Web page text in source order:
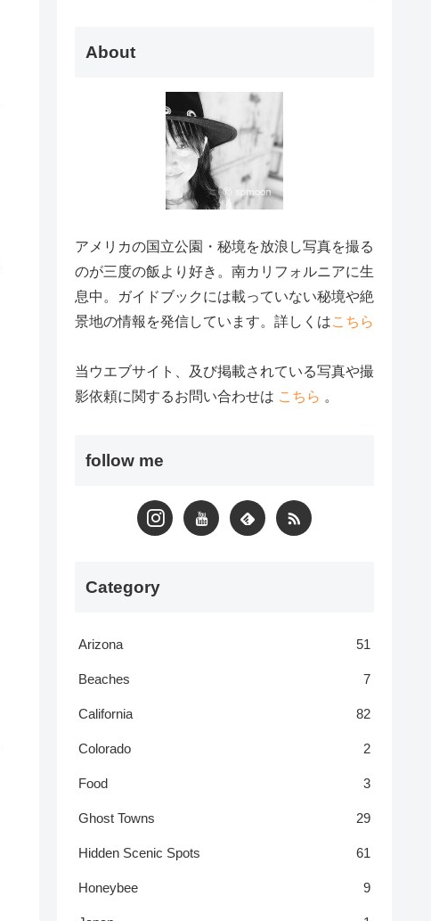
About
アメリカの国立公園・秘境を放浪し写真を撮る
のが三度の飯より好き。南カリフォルニアに生
息中。ガイドブックには載っていない秘境や絶
景地の情報を発信しています。詳しくはこちら
当ウエブサイト、及び掲載されている写真や撮
影依頼に関するお問い合わせは こちら 。
follow me
Category
Arizona 51
Beaches 7
California 82
Colorado 2
Food 3
Ghost Towns 29
Hidden Scenic Spots 61
Honeybee 9